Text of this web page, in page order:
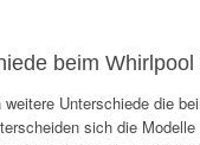
beim Whirlpool
Unterschiede die
sich die